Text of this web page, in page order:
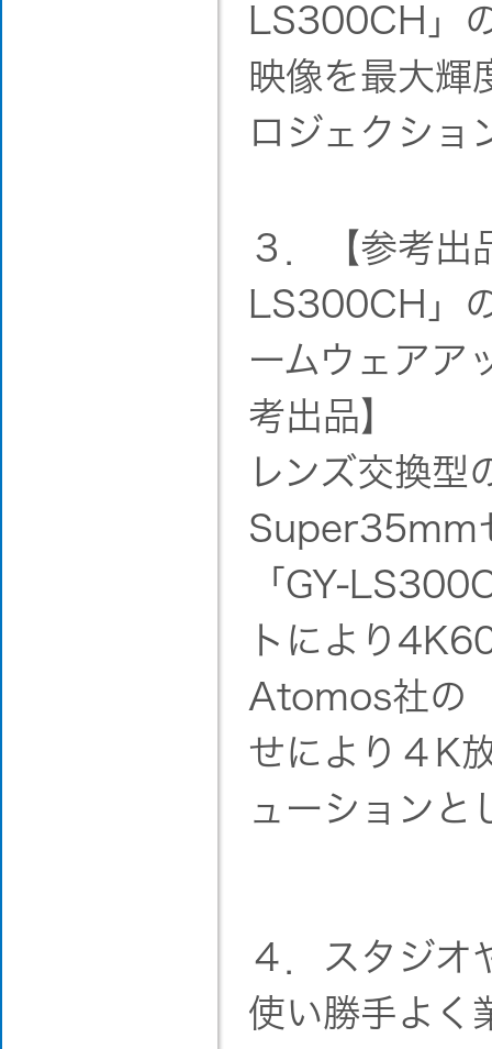
LS300CH」
映像を最大
ロジェクショ
３．【参考出
LS300CH」
ームウェアア
考出品】
レンズ交換型
Super35mm
「GY-
トにより
Atomos社の
せにより４K
ューションと
４．スタジオ
使い勝手よく